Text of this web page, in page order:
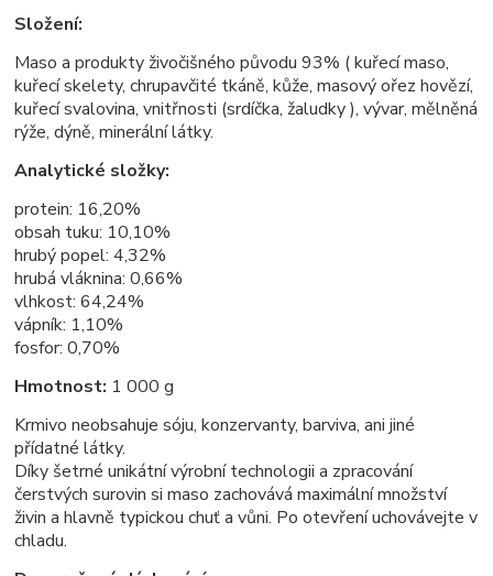
Složení:
Maso a produkty živočišného původu 93% ( kuřecí maso,
kuřecí skelety, chrupavčité tkáně, kůže, masový ořez hovězí,
kuřecí svalovina, vnitřnosti (srdíčka, žaludky ), vývar, mělněná
rýže, dýně, minerální látky.
Analytické složky:
protein: 16,20%
obsah tuku: 10,10%
hrubý popel: 4,32%
hrubá vláknina: 0,66%
vlhkost: 64,24%
vápník: 1,10%
fosfor: 0,70%
Hmotnost: 1 000 g
Krmivo neobsahuje sóju, konzervanty, barviva, ani jiné
přídatné látky.
Díky šetrné unikátní výrobní technologii a zpracování
čerstvých surovin si maso zachovává maximální množství
živin a hlavně typickou chuť a vůni. Po otevření uchovávejte v
chladu.